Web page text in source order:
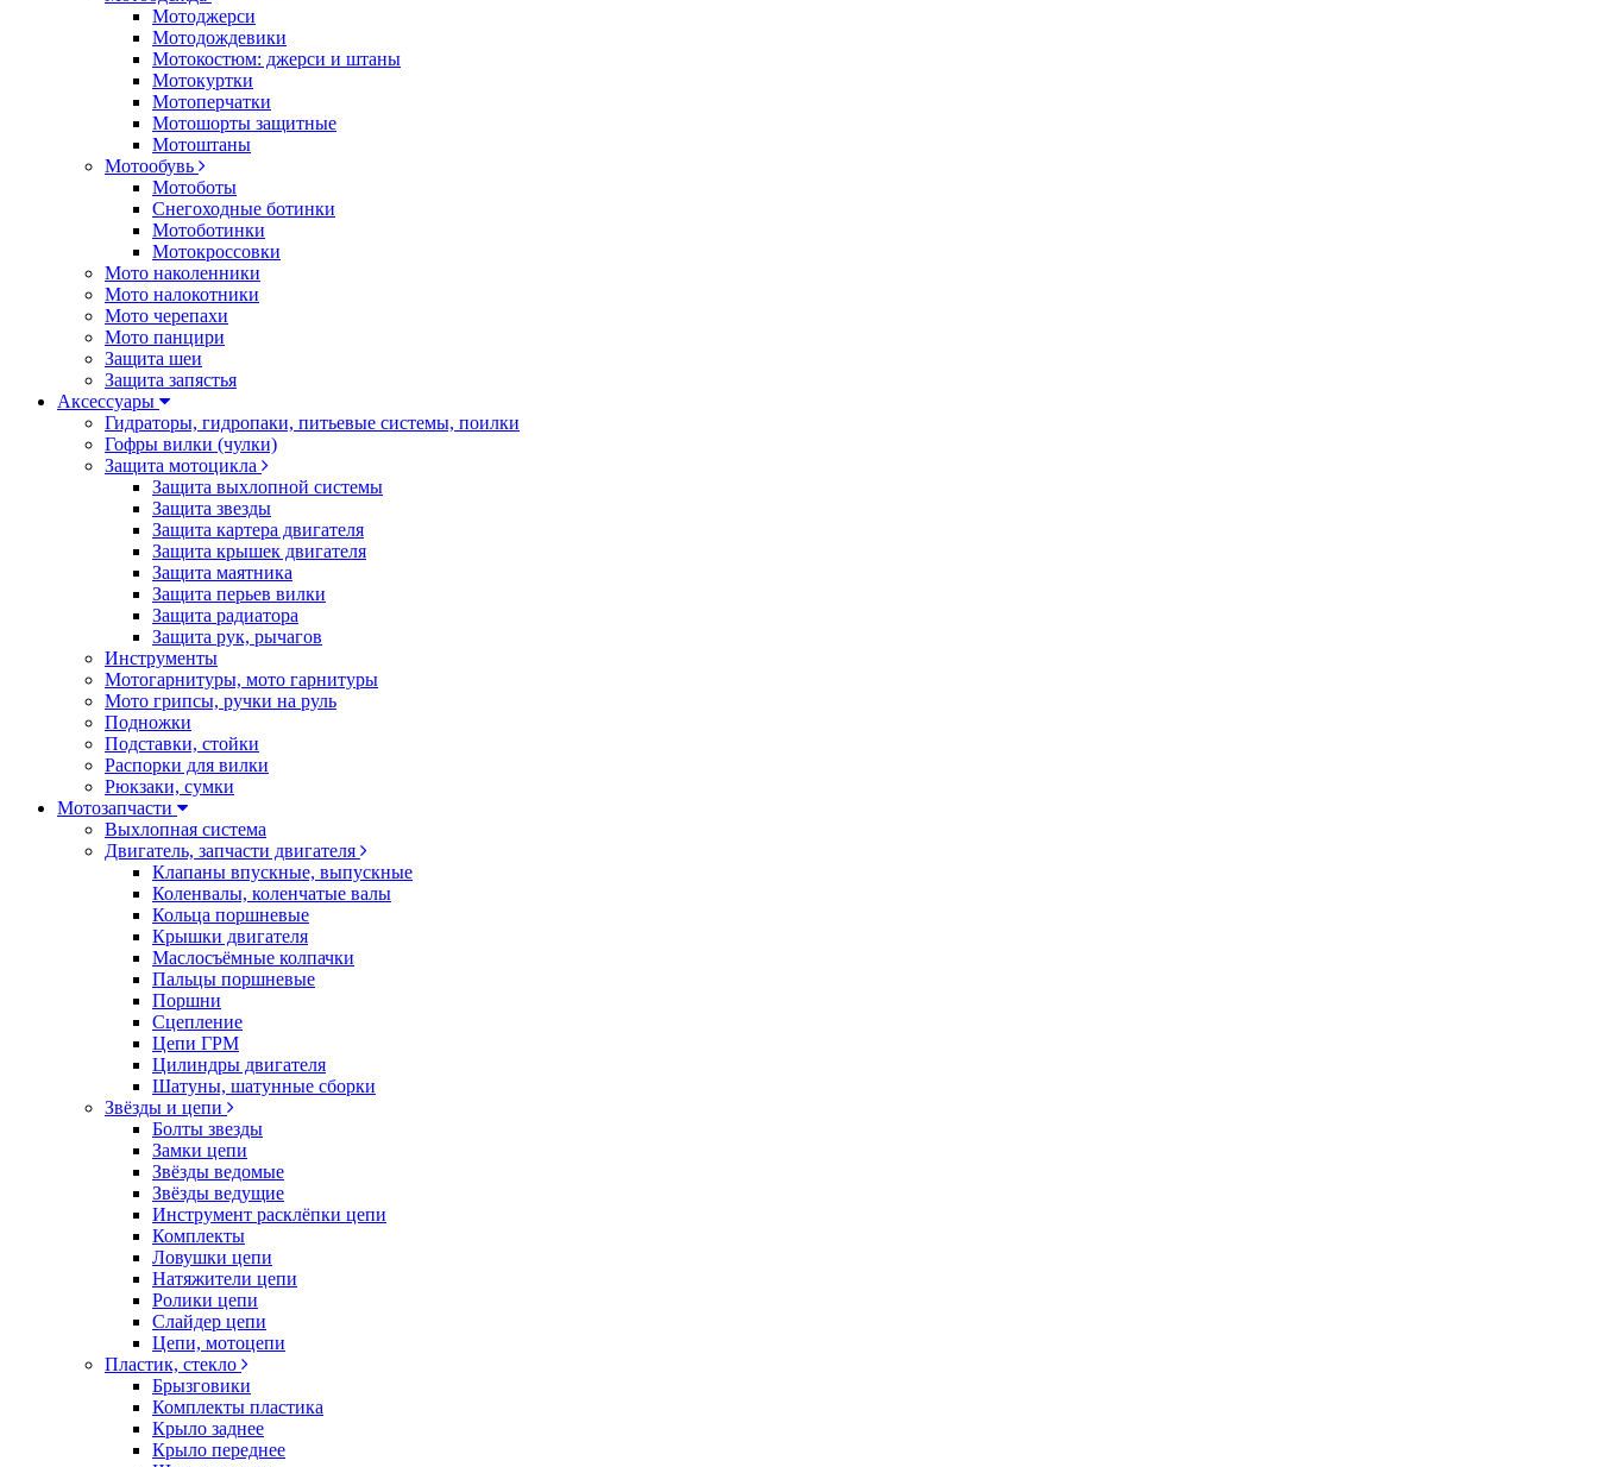
Мотоджерси
Мотодождевики
Мотокостюм: джерси и штаны
Мотокуртки
Мотоперчатки
Мотошорты защитные
Мотоштаны
Мотообувь
Мотоботы
Снегоходные ботинки
Мотоботинки
Мотокроссовки
Мото наколенники
Мото налокотники
Мото черепахи
Мото панцири
Защита шеи
Защита запястья
Аксессуары
Гидраторы, гидропаки, питьевые системы, поилки
Гофры вилки (чулки)
Защита мотоцикла
Защита выхлопной системы
Защита звезды
Защита картера двигателя
Защита крышек двигателя
Защита маятника
Защита перьев вилки
Защита радиатора
Защита рук, рычагов
Инструменты
Мотогарнитуры, мото гарнитуры
Мото грипсы, ручки на руль
Подножки
Подставки, стойки
Распорки для вилки
Рюкзаки, сумки
Мотозапчасти
Выхлопная система
Двигатель, запчасти двигателя
Клапаны впускные, выпускные
Коленвалы, коленчатые валы
Кольца поршневые
Крышки двигателя
Маслосъёмные колпачки
Пальцы поршневые
Поршни
Сцепление
Цепи ГРМ
Цилиндры двигателя
Шатуны, шатунные сборки
Звёзды и цепи
Болты звезды
Замки цепи
Звёзды ведомые
Звёзды ведущие
Инструмент расклёпки цепи
Комплекты
Ловушки цепи
Натяжители цепи
Ролики цепи
Слайдер цепи
Цепи, мотоцепи
Пластик, стекло
Брызговики
Комплекты пластика
Крыло заднее
Крыло переднее